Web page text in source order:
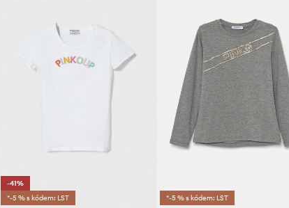
-41%
*-5 % s kódem: LST
*-5 % s kódem: LST